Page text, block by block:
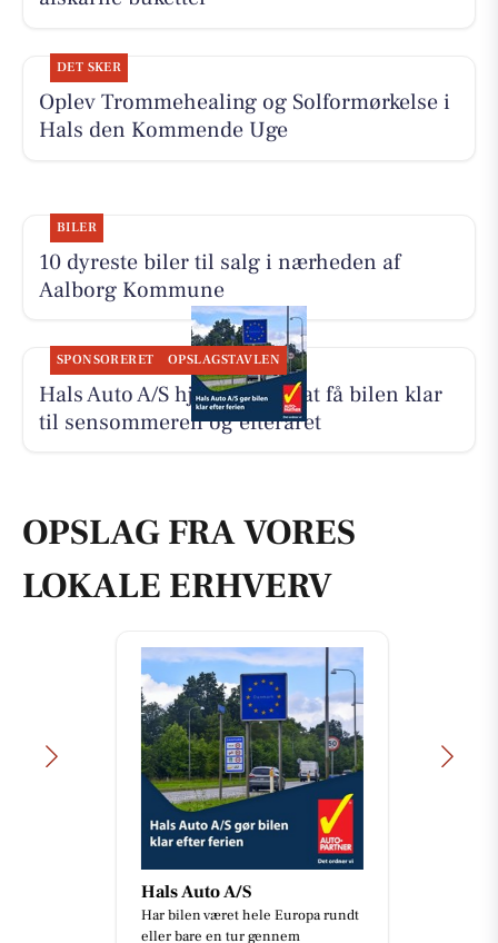
DET SKER
Oplev Trommehealing og Solformørkelse i
Hals den Kommende Uge
BILER
10 dyreste biler til salg i nærheden af
Aalborg Kommune
SPONSORERET OPSLAGSTAVLEN
Hals Auto A/S hjælper med at få bilen klar
til sensommeren og efteråret
OPSLAG FRA VORES
LOKALE ERHVERV
Hals Auto A/S
Har bilen været hele Europa rundt
eller bare en tur gennem